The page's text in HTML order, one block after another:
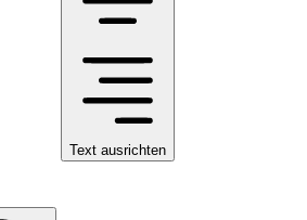
Text ausrichten